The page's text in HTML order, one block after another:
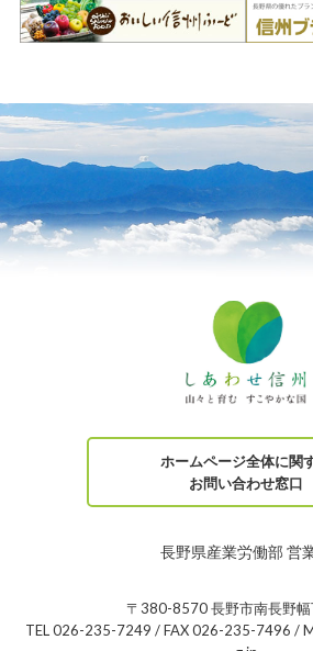
ホームページ全体に関
お問い合わせ窓口
長野県産業労働部 営
〒380-8570 長野市南長野
TEL 026-235-7249 / FAX 026-235-7496 /